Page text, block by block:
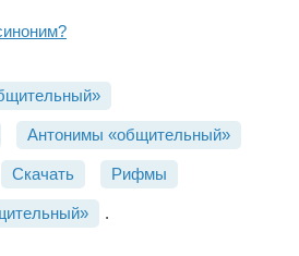
Антонимы «общительный»
Скачать Рифмы
.